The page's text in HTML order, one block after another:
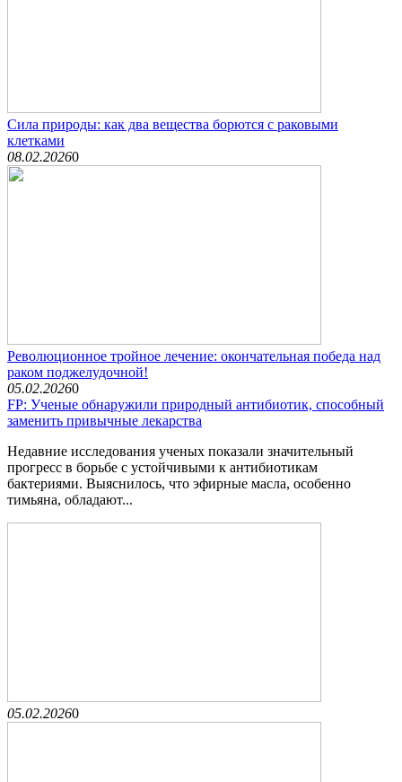
Сила природы: как два вещества борются с раковыми
клетками
08.02.20260
Революционное тройное лечение: окончательная победа над
раком поджелудочной!
05.02.20260
FP: Ученые обнаружили природный антибиотик, способный
заменить привычные лекарства
Недавние исследования ученых показали значительный
прогресс в борьбе с устойчивыми к антибиотикам
бактериями. Выяснилось, что эфирные масла, особенно
тимьяна, обладают...
05.02.20260